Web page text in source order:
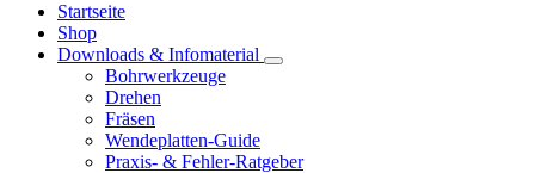
Startseite
Shop
Downloads & Infomaterial
Bohrwerkzeuge
Drehen
Fräsen
Wendeplatten-Guide
Praxis- & Fehler-Ratgeber